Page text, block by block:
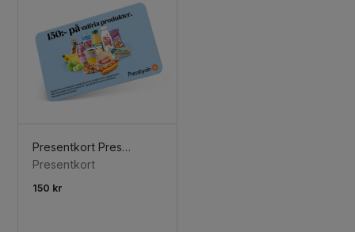
Presentkort Pressbyrån 150 kr
Presentkort
150 kr